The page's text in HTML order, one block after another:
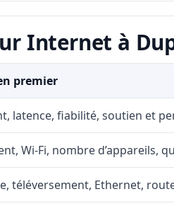
Internet à
premier
latence, fiabilité, soutien et
Wi-Fi, nombre d’appareils,
téléversement, Ethernet,